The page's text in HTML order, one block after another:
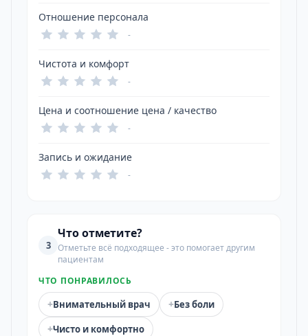
Отношение персонала
-
Чистота и комфорт
-
Цена и соотношение цена / качество
-
Запись и ожидание
-
3
Что отметите?
Отметьте всё подходящее - это помогает другим
пациентам
ЧТО ПОНРАВИЛОСЬ
+Внимательный врач +Без боли
+Чисто и комфортно